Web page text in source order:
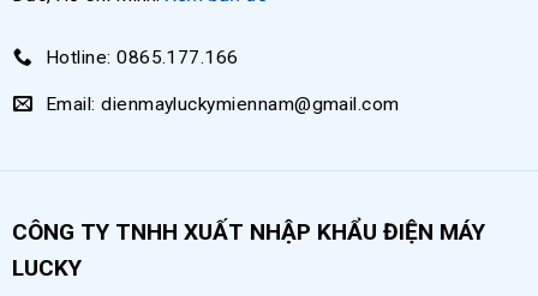
Cốc xả tự động dạng cầu được Điện máy Lucky cung cấp có
Trọng lượng : Khoảng 0.7 kg
Kết nối
Hotline: 0865.177.166
Email: dienmayluckymiennam@gmail.com
CÔNG TY TNHH XUẤT NHẬP KHẨU ĐIỆN MÁY
LUCKY